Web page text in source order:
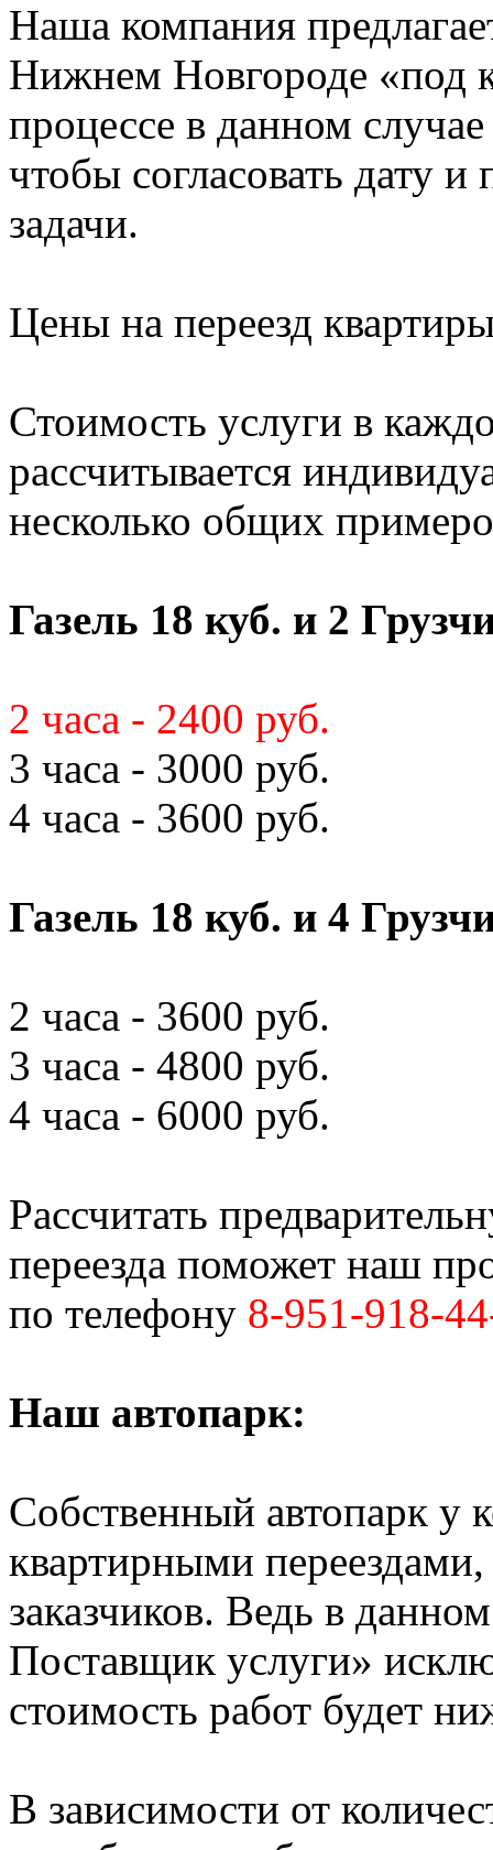
Наша компания
Нижнем Новгороде «под
процессе в данном
чтобы согласовать дату
задачи.
Цены на переезд
Стоимость услуги в
рассчитывается
несколько общих
Газель 18 куб. и 2
2 часа - 2400 руб.
3 часа - 3000 руб.
4 часа - 3600 руб.
Газель 18 куб. и 4
2 часа - 3600 руб.
3 часа - 4800 руб.
4 часа - 6000 руб.
Рассчитать
переезда поможет наш
по телефону 8-951-918-
Наш автопарк:
Собственный автопарк у
квартирными
заказчиков. Ведь в
Поставщик услуги»
стоимость работ будет
В зависимости от